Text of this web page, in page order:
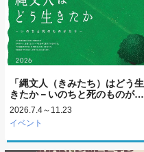
「縄文人（きみたち）はどう生
きたか－いのちと死のものが…
2026.7.4～11.23
イベント